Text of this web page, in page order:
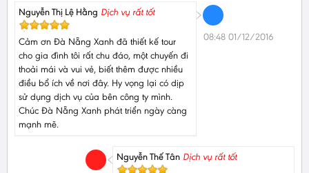
Nguyễn Thị Lệ Hằng Dịch vụ rất tốt
Cảm ơn Đà Nẵng Xanh đã thiết kế tour
cho gia đình tôi rất chu đáo, một chuyến đi
thoải mái và vui vẻ, biết thêm được nhiều
điều bổ ích về nơi đây. Hy vọng lại có dịp
sử dụng dịch vụ của bên công ty mình.
Chúc Đà Nẵng Xanh phát triển ngày càng
mạnh mẽ.
08:48 01/12/2016
Nguyễn Thế Tân Dịch vụ rất tốt